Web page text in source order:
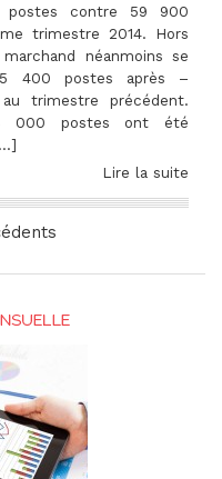
contre 59 900
trimestre 2014. Hors
néanmoins se
400 postes après –
trimestre précédent.
000 postes ont été
Lire la suite